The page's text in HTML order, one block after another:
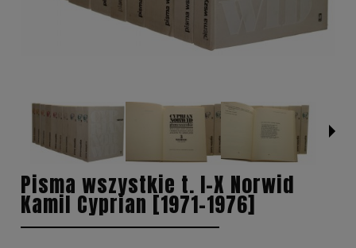
Pisma wszystkie t. I-X Norwid
Kamil Cyprian [1971-1976]